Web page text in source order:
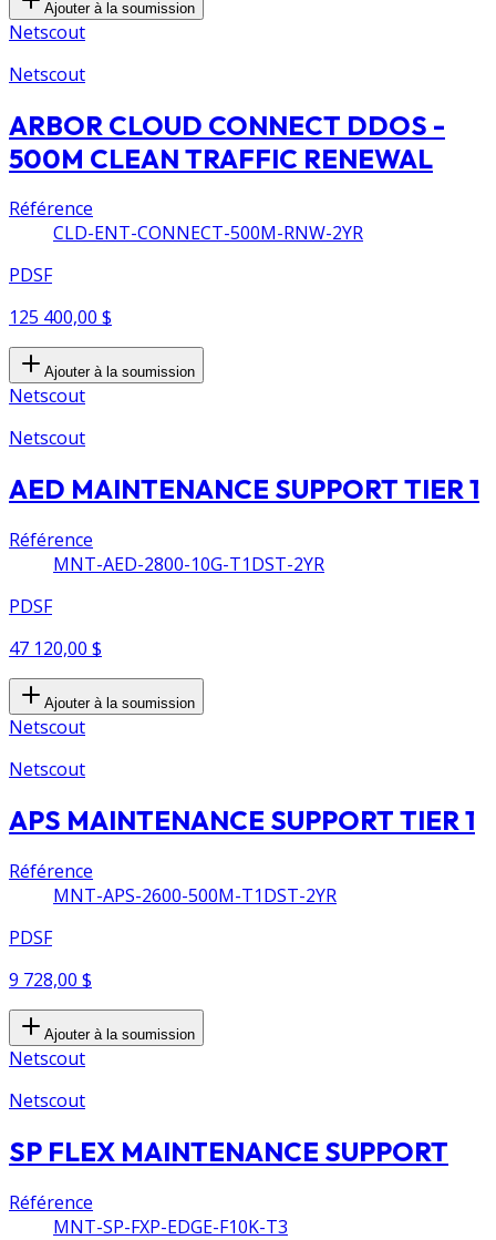
Ajouter à la soumission
Netscout
Netscout
ARBOR CLOUD CONNECT DDOS -
500M CLEAN TRAFFIC RENEWAL
Référence
CLD-ENT-CONNECT-500M-RNW-2YR
PDSF
125 400,00 $
Ajouter à la soumission
Netscout
Netscout
AED MAINTENANCE SUPPORT TIER 1
Référence
MNT-AED-2800-10G-T1DST-2YR
PDSF
47 120,00 $
Ajouter à la soumission
Netscout
Netscout
APS MAINTENANCE SUPPORT TIER 1
Référence
MNT-APS-2600-500M-T1DST-2YR
PDSF
9 728,00 $
Ajouter à la soumission
Netscout
Netscout
SP FLEX MAINTENANCE SUPPORT
Référence
MNT-SP-FXP-EDGE-F10K-T3